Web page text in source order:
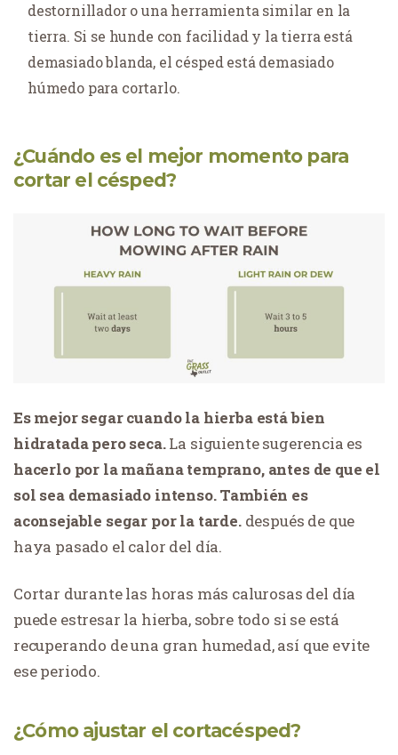
destornillador o una herramienta similar en la
tierra. Si se hunde con facilidad y la tierra está
demasiado blanda, el césped está demasiado
húmedo para cortarlo.
¿Cuándo es el mejor momento para
cortar el césped?
Es mejor segar cuando la hierba está bien
hidratada pero seca.La siguiente sugerencia es
hacerlo por la mañana temprano, antes de que el
sol sea demasiado intenso. También es
aconsejable segar por la tarde.después de que
haya pasado el calor del día.
Cortar durante las horas más calurosas del día
puede estresar la hierba, sobre todo si se está
recuperando de una gran humedad, así que evite
ese periodo.
¿Cómo ajustar el cortacésped?